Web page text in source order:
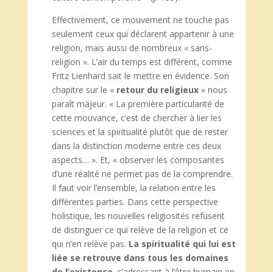
Effectivement, ce mouvement ne touche pas
seulement ceux qui déclarent appartenir à une
religion, mais aussi de nombreux « sans-
religion ». L’air du temps est différent, comme
Fritz Lienhard sait le mettre en évidence. Son
chapitre sur le « retour du religieux » nous
paraît majeur. « La première particularité de
cette mouvance, c’est de chercher à lier les
sciences et la spiritualité plutôt que de rester
dans la distinction moderne entre ces deux
aspects… ». Et, « observer les composantes
d’une réalité ne permet pas de la comprendre.
Il faut voir l’ensemble, la relation entre les
différentes parties. Dans cette perspective
holistique, les nouvelles religiosités refusent
de distinguer ce qui relève de la religion et ce
qui n’en relève pas. La spiritualité qui lui est
liée se retrouve dans tous les domaines